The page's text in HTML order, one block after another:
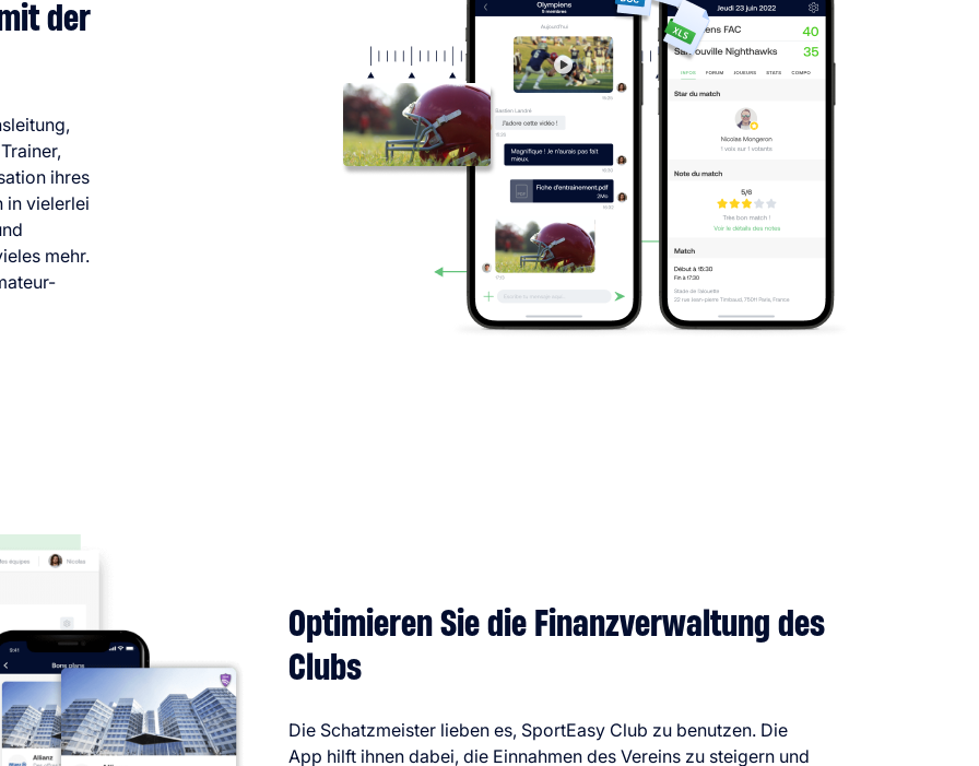
der
ihres
in vielerlei
mehr.
Optimieren Sie die Finanzverwaltung des
Clubs
Die Schatzmeister lieben es, SportEasy Club zu benutzen. Die
App hilft ihnen dabei, die Einnahmen des Vereins zu steigern und